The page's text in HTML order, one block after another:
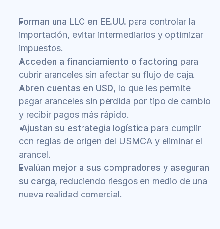
Forman una LLC en EE.UU. para controlar la
importación, evitar intermediarios y optimizar
impuestos.
Acceden a financiamiento o factoring para
cubrir aranceles sin afectar su flujo de caja.
Abren cuentas en USD, lo que les permite
pagar aranceles sin pérdida por tipo de cambio
y recibir pagos más rápido.
Ajustan su estrategia logística para cumplir
con reglas de origen del USMCA y eliminar el
arancel.
Evalúan mejor a sus compradores y aseguran
su carga, reduciendo riesgos en medio de una
nueva realidad comercial.